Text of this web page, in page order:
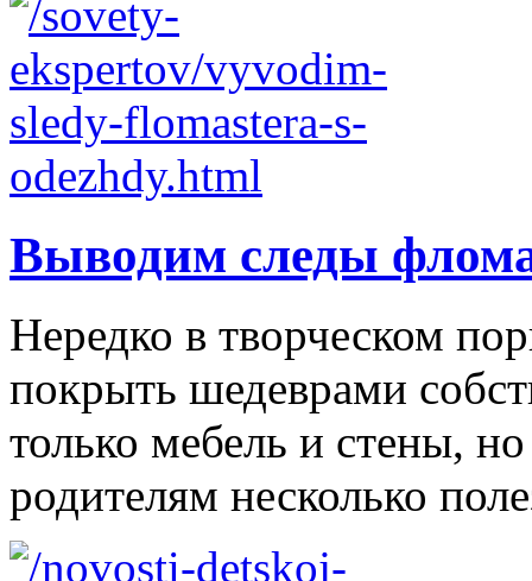
Выводим следы
Нередко в творческом
покрыть шедеврами
только мебель и стены,
родителям несколько